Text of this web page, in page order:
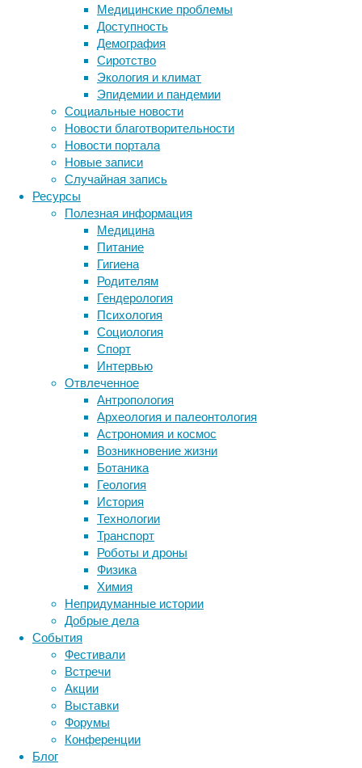
Медицинские проблемы
Доступность
Демография
Сиротство
Экология и климат
Эпидемии и пандемии
Социальные новости
Новости благотворительности
Новости портала
Новые записи
Случайная запись
Ресурсы
Полезная информация
Медицина
Питание
Гигиена
Родителям
Гендерология
Психология
Социология
Спорт
Интервью
Отвлеченное
Антропология
Археология и палеонтология
Астрономия и космос
Возникновение жизни
Ботаника
Геология
История
Технологии
Транспорт
Роботы и дроны
Физика
Химия
Непридуманные истории
Добрые дела
События
Фестивали
Встречи
Акции
Выставки
Форумы
Конференции
Блог
особенности
пищеварения
обмена
веществ:
среди
газов,
которые
выделяют
животные,
есть
и
метан,
углекислый
газ.
Другая
причина,
по
которой
коровах,
овцах
козах
все
чаще
говорят
контексте
глобального
потепления
–
то,
что
их
становится
все
больше.
Мир
Метки
ДНК бактерии биология
биотехнология вирусы
генетика дети
здоровье
инструменты и методы
исследования
лекарства медицина
мозг наука неврология
нейробиология
нейрофизиология
поведение
сон социальные проблемы
физиология
эмоции эпидемия